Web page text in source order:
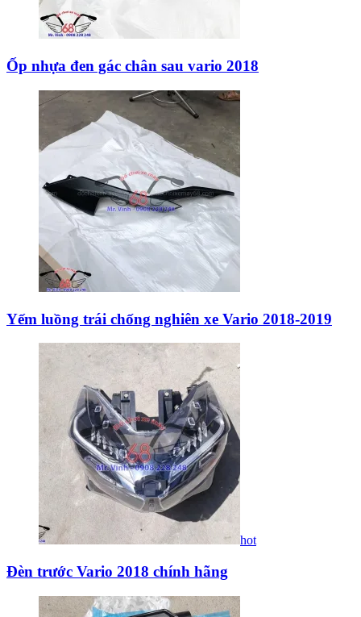
Ốp nhựa đen gác chân sau vario 2018
Yếm luồng trái chống nghiên xe Vario 2018-2019
hot
Đèn trước Vario 2018 chính hãng